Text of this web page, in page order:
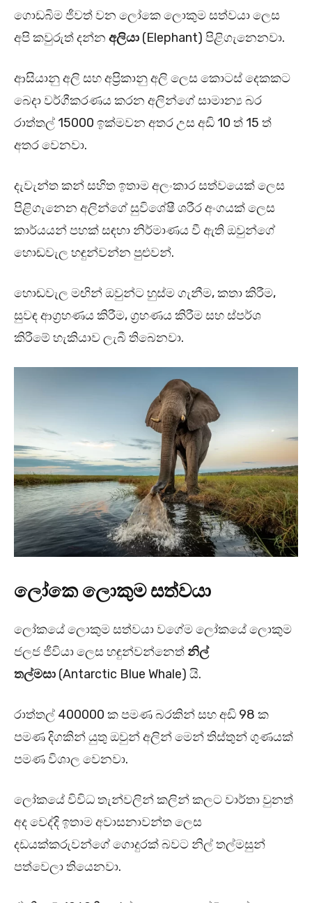
ගොඩබිම ජීවත් වන ලෝකෙ ලොකුම සත්වයා ලෙස
අපි කවුරුත් දන්න අලියා (Elephant) පිළිගැනෙනවා.
ආසියානු අලි සහ අප්‍රිකානු අලි ලෙස කොටස් දෙකකට
බෙදා වර්ගීකරණය කරන අලින්ගේ සාමාන්‍ය බර
රාත්තල් 15000 ඉක්මවන අතර උස අඩි 10 ත් 15 ත්
අතර වෙනවා.
දැවැන්ත කන් සහිත ඉතාම අලංකාර සත්වයෙක් ලෙස
පිළිගැනෙන අලින්ගේ සුවිශේෂී ශරීර අංගයක් ලෙස
කාර්යයන් පහක් සඳහා නිර්මාණය වී ඇති ඔවුන්ගේ
හොඬවැල හඳුන්වන්න පුළුවන්.
හොඬවැල මඟින් ඔවුන්ට හුස්ම ගැනීම, කතා කිරීම,
සුවඳ ආග්‍රහණය කිරීම, ග්‍රහණය කිරීම සහ ස්පර්ශ
කිරීමේ හැකියාව ලැබී තිබෙනවා.
ලෝකෙ ලොකුම සත්වයා
ලෝකයේ ලොකුම සත්වයා වගේම ලෝකයේ ලොකුම
ජලජ ජීවියා ලෙස හඳුන්වන්නෙත්නිල්
තල්මසා (Antarctic Blue Whale) යි.
රාත්තල් 400000 ක පමණ බරකින් සහ අඩි 98 ක
පමණ දිගකින් යුතු ඔවුන් අලින් මෙන් තිස්තුන් ගුණයක්
පමණ විශාල වෙනවා.
ලෝකයේ විවිධ තැන්වලින් කලින් කලට වාර්තා වුනත්
අද වෙද්දි ඉතාම අවාසනාවන්ත ලෙස
දඩයක්කරුවන්ගේ ගොදුරක් බවට නිල් තල්මසුන්
පත්වෙලා තියෙනවා.